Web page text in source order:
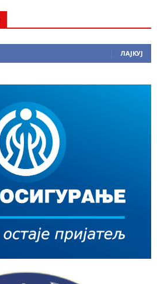
ЛАЈКУЈ